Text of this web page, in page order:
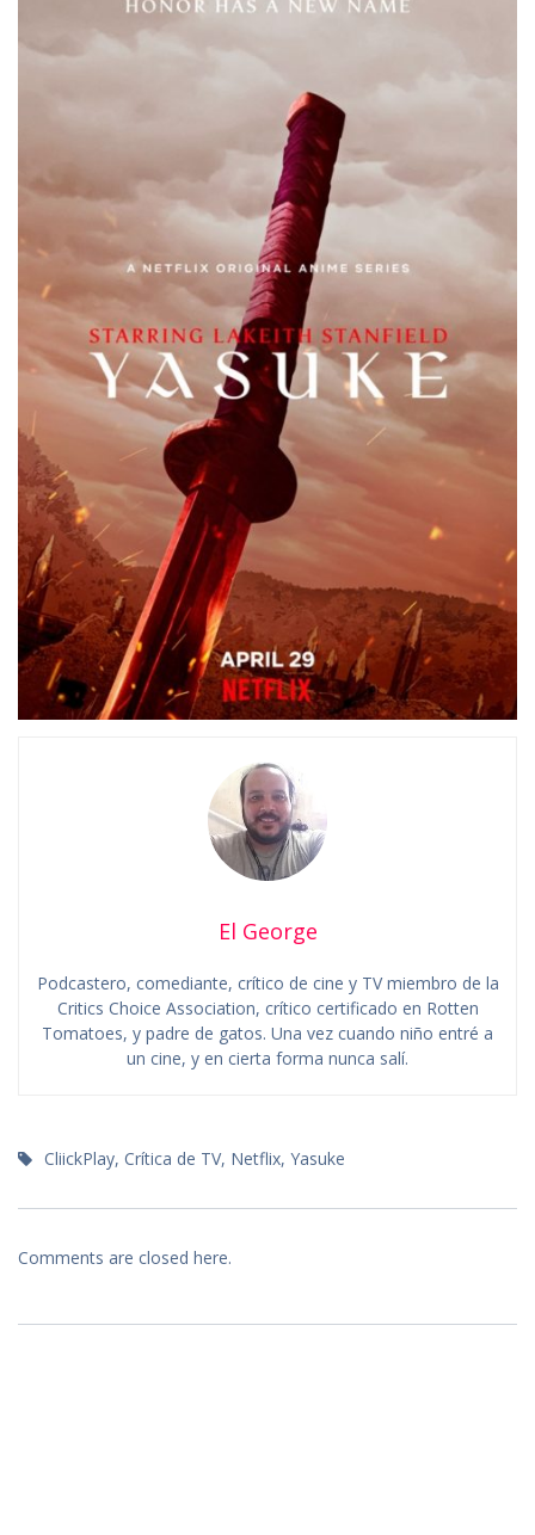
El George
Podcastero, comediante, crítico de cine y TV miembro de la
Critics Choice Association, crítico certificado en Rotten
Tomatoes, y padre de gatos. Una vez cuando niño entré a
un cine, y en cierta forma nunca salí.
CliickPlay, Crítica de TV, Netflix, Yasuke
Comments are closed here.